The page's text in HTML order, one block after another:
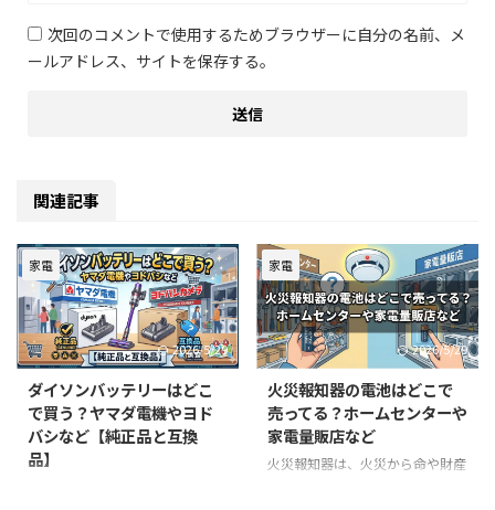
次回のコメントで使用するためブラウザーに自分の名前、メ
ールアドレス、サイトを保存する。
関連記事
家電
2026/5/29
ダイソンバッテリーはどこ
で買う？ヤマダ電機やヨド
バシなど【純正品と互換
品】
家電
2026/5/29
火災報知器の電池はどこで
売ってる？ホームセンターや
家電量販店など
火災報知器は、火災から命や財産